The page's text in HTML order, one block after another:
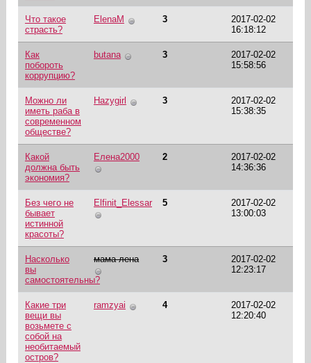
Что такое
страсть?
ElenaM 3
2017-02-02
16:18:12
Как
побороть
коррупцию?
butana 3
2017-02-02
15:58:56
Можно ли
иметь раба в
современном
обществе?
Hazygirl 3
2017-02-02
15:38:35
Какой
должна быть
экономия?
Елена2000 2
2017-02-02
14:36:36
Без чего не
бывает
истинной
красоты?
Elfinit_Elessar 5
2017-02-02
13:00:03
Насколько
вы
самостоятельны?
мама лена 3
2017-02-02
12:23:17
Какие три
вещи вы
возьмете с
собой на
необитаемый
остров?
ramzyai 4
2017-02-02
12:20:40